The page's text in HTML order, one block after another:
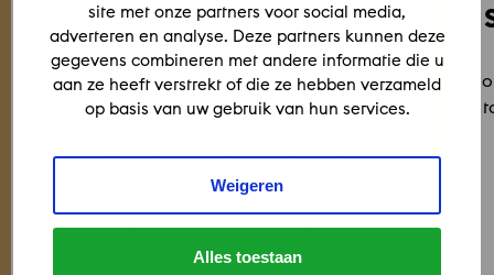
site met onze partners voor social media,
adverteren en analyse. Deze partners kunnen deze
gegevens combineren met andere informatie die u
aan ze heeft verstrekt of die ze hebben verzameld
op basis van uw gebruik van hun services.
Weigeren
Alles toestaan
Stichting Ondergronds
Domplein
Stichting Ondergronds Domplein makes the
hidden heritage of 2,000 years of Utrecht
Palace Lofen, visitors—guided by volunteer
guides—discover the origins of the city.
Stichting
Ondergronds
meer